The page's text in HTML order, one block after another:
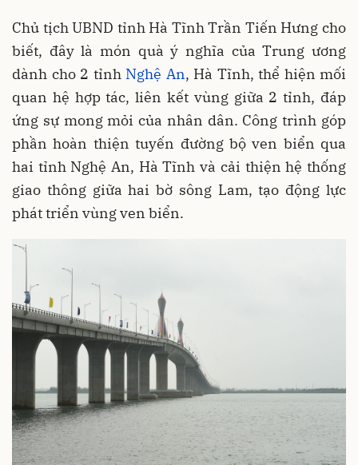
Chủ tịch UBND tỉnh Hà Tĩnh Trần Tiến Hưng cho
biết, đây là món quà ý nghĩa của Trung ương
dành cho 2 tỉnh Nghệ An, Hà Tĩnh, thể hiện mối
quan hệ hợp tác, liên kết vùng giữa 2 tỉnh, đáp
ứng sự mong mỏi của nhân dân. Công trình góp
phần hoàn thiện tuyến đường bộ ven biển qua
hai tỉnh Nghệ An, Hà Tĩnh và cải thiện hệ thống
giao thông giữa hai bờ sông Lam, tạo động lực
phát triển vùng ven biển.